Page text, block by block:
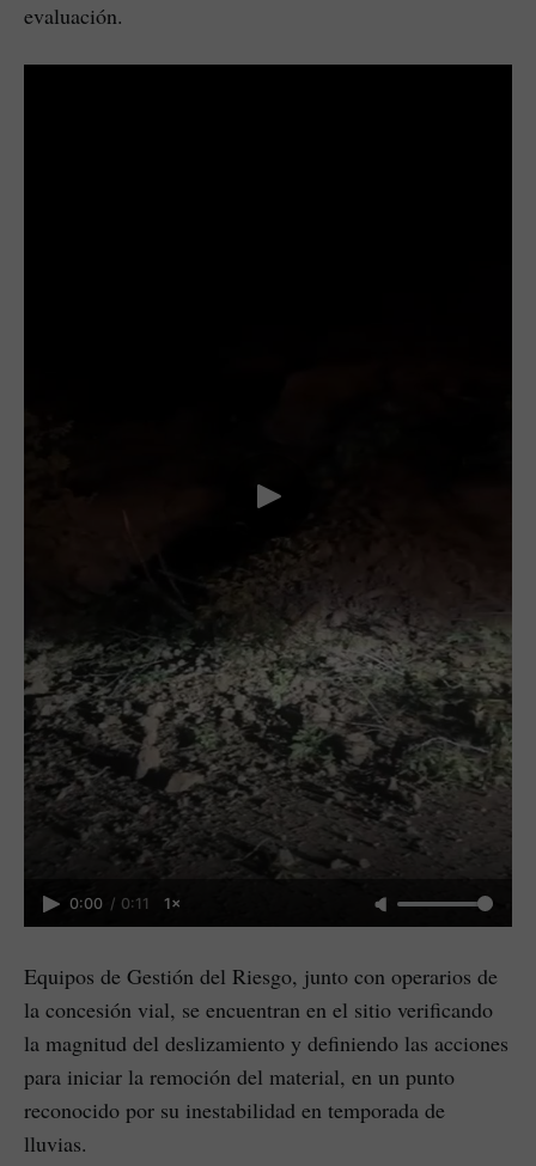
evaluación.
0:00 / 0:11 1×
Equipos de Gestión del Riesgo, junto con operarios de
la concesión vial, se encuentran en el sitio verificando
la magnitud del deslizamiento y definiendo las acciones
para iniciar la remoción del material, en un punto
reconocido por su inestabilidad en temporada de
lluvias.